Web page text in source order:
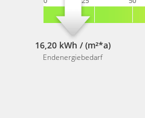
16,20 kWh / (m²*a)
Endenergiebedarf